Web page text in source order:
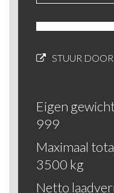
STUUR DOOR
Eigen
999
Maximaal
3500 kg
Netto